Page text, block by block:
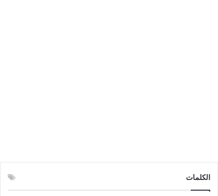
الكلمات